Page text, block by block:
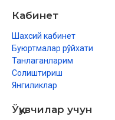
Кабинет
Шахсий кабинет
Буюртмалар рўйхати
Танлаганларим
Солиштириш
Янгиликлар
Ўқувчилар учун